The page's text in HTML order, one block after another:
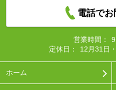
電話で
営業時間：
定休日：
12月31日
ホーム